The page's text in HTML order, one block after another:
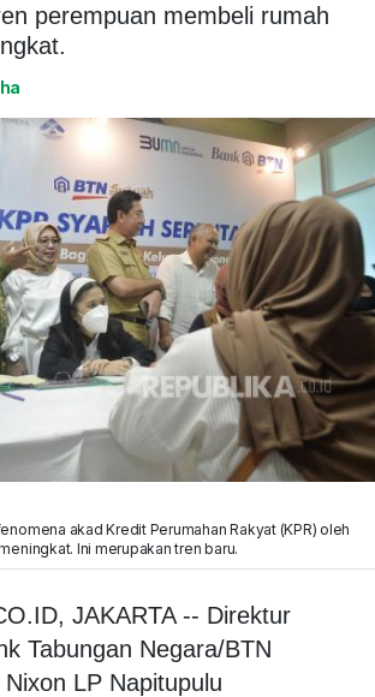
perempuan membeli rumah
akad Kredit Perumahan Rakyat (KPR) oleh
Ini merupakan tren baru.
JAKARTA -- Direktur
Tabungan Negara/BTN
LP Napitupulu